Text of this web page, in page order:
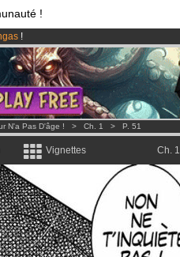
!
!
par mois !Clique ici pour t'abonner
N'a Pas D'âge ! > Ch. 1 > P. 51
Vignettes Ch. 1